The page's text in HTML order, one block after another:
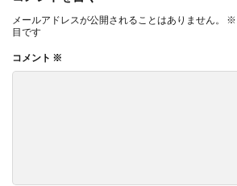
メールアドレスが公開されることはありません。 ※
目です
コメント ※